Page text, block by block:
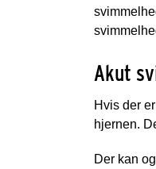
Akut
Hvis der
hjernen.
Der kan